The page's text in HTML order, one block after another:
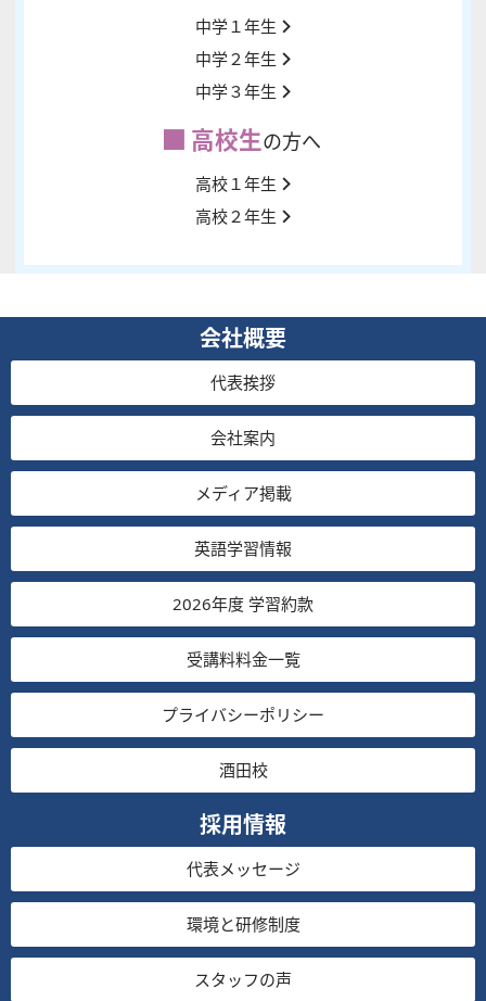
中学１年生
中学２年生
中学３年生
高校生の方へ
高校１年生
高校２年生
会社概要
代表挨拶
会社案内
メディア掲載
英語学習情報
2026年度 学習約款
受講料料金一覧
プライバシーポリシー
酒田校
採用情報
代表メッセージ
環境と研修制度
スタッフの声